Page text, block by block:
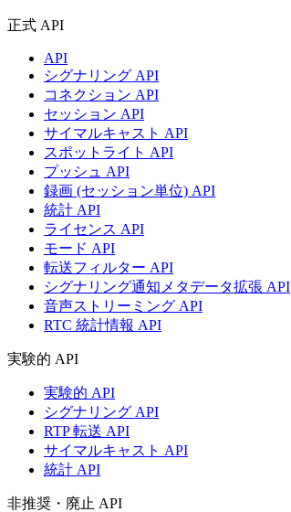
正式 API
API
シグナリング API
コネクション API
セッション API
サイマルキャスト API
スポットライト API
プッシュ API
録画 (セッション単位) API
統計 API
ライセンス API
モード API
転送フィルター API
シグナリング通知メタデータ拡張 API
音声ストリーミング API
RTC 統計情報 API
実験的 API
実験的 API
シグナリング API
RTP 転送 API
サイマルキャスト API
統計 API
非推奨・廃止 API